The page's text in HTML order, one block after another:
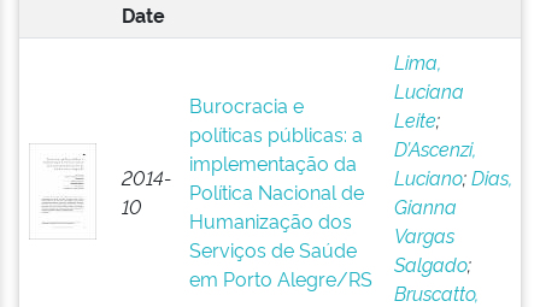
Date
2014-
10
Burocracia e
políticas públicas: a
implementação da
Política Nacional de
Humanização dos
Serviços de Saúde
em Porto Alegre/RS
Lima,
Luciana
Leite;
D’Ascenzi,
Luciano;Dias,
Gianna
Vargas
Salgado;
Bruscatto,